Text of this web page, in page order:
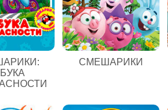
СМЕШАРИКИ